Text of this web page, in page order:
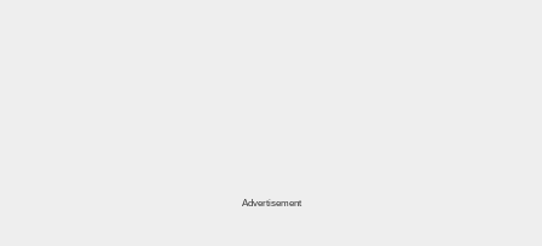
Advertisement